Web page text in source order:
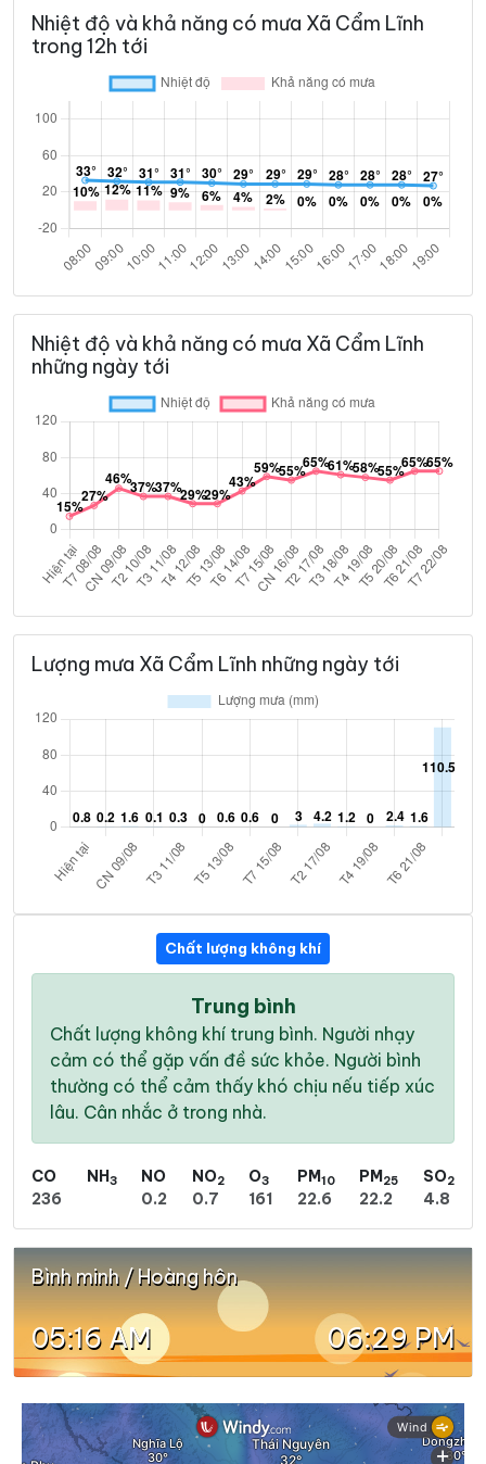
Nhiệt độ và khả năng có mưa Xã Cẩm Lĩnh
trong 12h tới
Nhiệt độ và khả năng có mưa Xã Cẩm Lĩnh
những ngày tới
Lượng mưa Xã Cẩm Lĩnh những ngày tới
Chất lượng không khí
Trung bình
Chất lượng không khí trung bình. Người nhạy
cảm có thể gặp vấn đề sức khỏe. Người bình
thường có thể cảm thấy khó chịu nếu tiếp xúc
lâu. Cân nhắc ở trong nhà.
CO
236
NH3
NO
0.2
NO2
0.7
O3
161
PM10
22.6
PM25
22.2
SO2
4.8
Bình minh / Hoàng hôn
05:16 AM 06:29 PM